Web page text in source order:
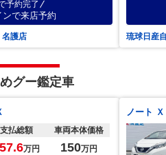
予約完了
ンで来店予約
護店 琉球日産
グー鑑定車
支払総額
万円
車両本体価格
150万円